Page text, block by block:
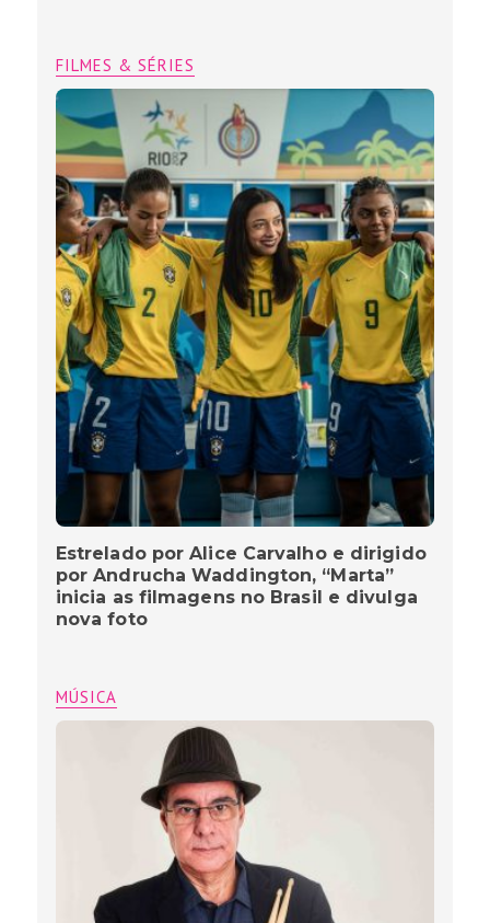
FILMES & SÉRIES
Estrelado por Alice Carvalho e dirigido
por Andrucha Waddington, “Marta”
inicia as filmagens no Brasil e divulga
nova foto
MÚSICA